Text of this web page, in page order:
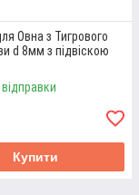
З
Овна з Тигрового
d 8мм з підвіскою
Купити